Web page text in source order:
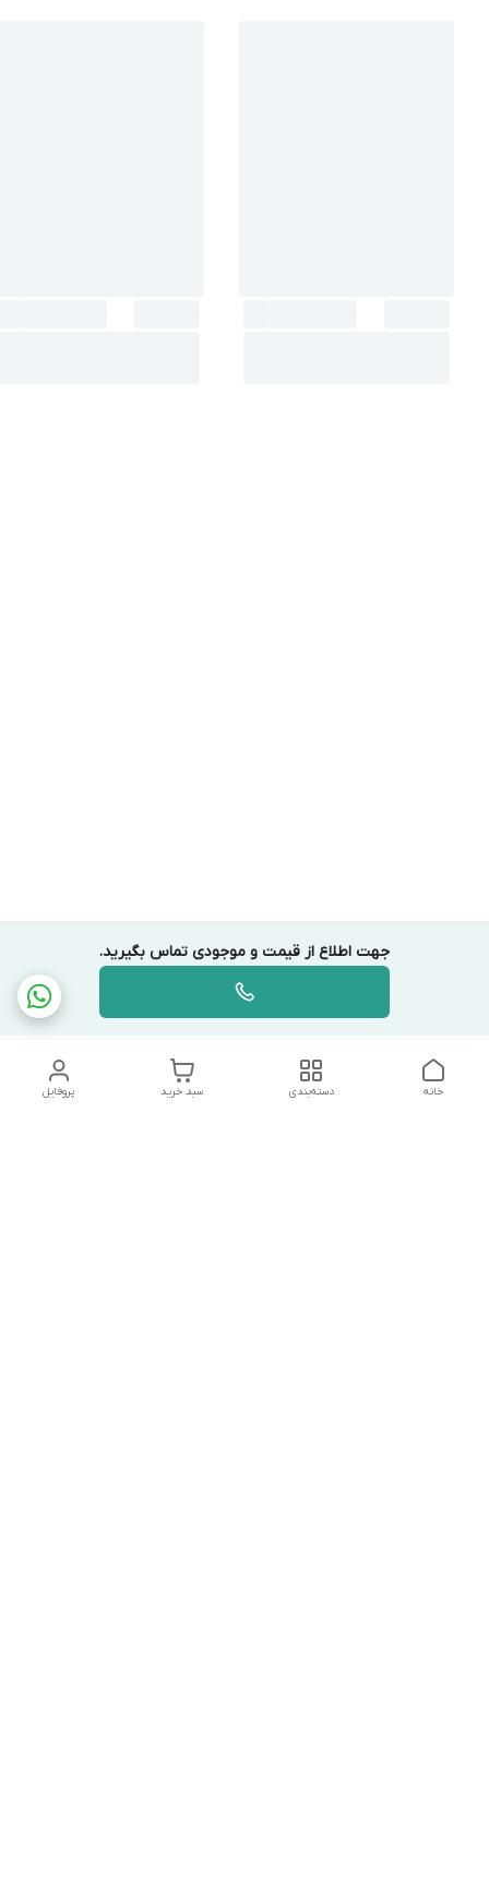
جهت اطلاع از قیمت و موجودی تماس بگیرید.
پروفایل سبد خرید دسته‌بندی خانه